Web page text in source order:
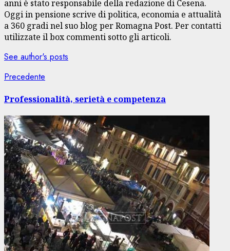
anni è stato responsabile della redazione di Cesena.
Oggi in pensione scrive di politica, economia e attualità
a 360 gradi nel suo blog per Romagna Post. Per contatti
utilizzate il box commenti sotto gli articoli.
See author's posts
Navigazione
articolo
Precedente
Professionalità, serietà e competenza